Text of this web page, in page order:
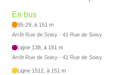
En bus
95-29, à 151 m
Arrêt Rue de Soisy - 41 Rue de Soisy
Ligne 138, à 151 m
Arrêt Rue de Soisy - 41 Rue de Soisy
Ligne 1512, à 151 m